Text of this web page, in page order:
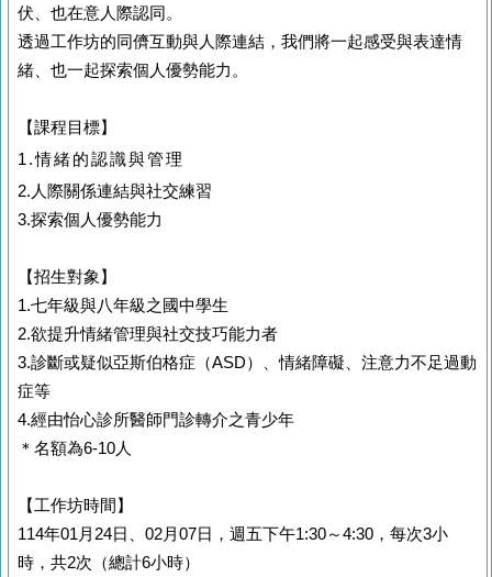
伏、也在意人際認同。
透過工作坊的同儕互動與人際連結，我們將一起感受與表達情
緒、也一起探索個人優勢能力。
【課程目標】
1.情緒的認識與管理
2.人際關係連結與社交練習
3.探索個人優勢能力
【招生對象】
1.七年級與八年級之國中學生
2.欲提升情緒管理與社交技巧能力者
3.診斷或疑似亞斯伯格症（ASD）、情緒障礙、注意力不足過動
症等
4.經由怡心診所醫師門診轉介之青少年
＊名額為6-10人
【工作坊時間】
114年01月24日、02月07日，週五下午1:30～4:30，每次3小
時，共2次（總計6小時）